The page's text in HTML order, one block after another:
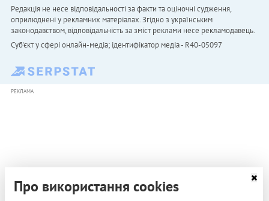
Редакція не несе відповідальності за факти та оціночні судження,
оприлюднені у рекламних матеріалах. Згідно з українським
законодавством, відповідальність за зміст реклами несе рекламодавець.
Cуб'єкт у сфері онлайн-медіа; ідентифікатор медіа - R40-05097
РЕКЛАМА
Про використання cookies